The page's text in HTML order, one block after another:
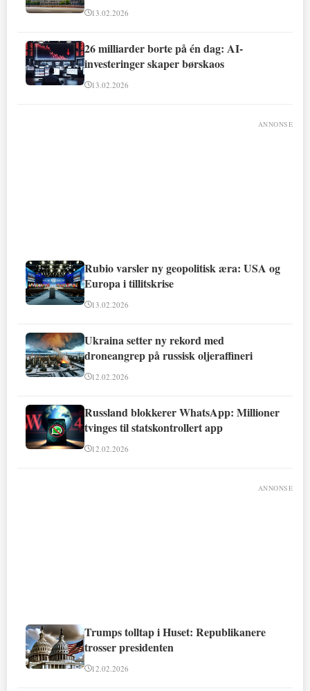
13.02.2026
26 milliarder borte på én dag: AI-
investeringer skaper børskaos
13.02.2026
ANNONSE
Rubio varsler ny geopolitisk æra: USA og
Europa i tillitskrise
13.02.2026
Ukraina setter ny rekord med
droneangrep på russisk oljeraffineri
12.02.2026
Russland blokkerer WhatsApp: Millioner
tvinges til statskontrollert app
12.02.2026
ANNONSE
Trumps tolltap i Huset: Republikanere
trosser presidenten
12.02.2026